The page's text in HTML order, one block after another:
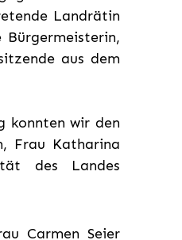
Landrätin
aus dem
konnten wir den
Frau Katharina
des Landes
Carmen Seier